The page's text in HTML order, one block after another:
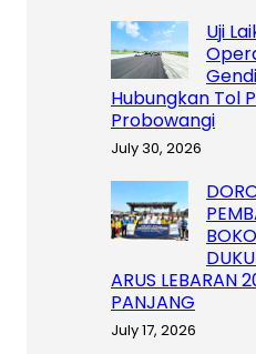
Uji
Hubungkan Tol
Probowangi
July 30, 2026
ARUS LEBARAN
PANJANG
July 17, 2026